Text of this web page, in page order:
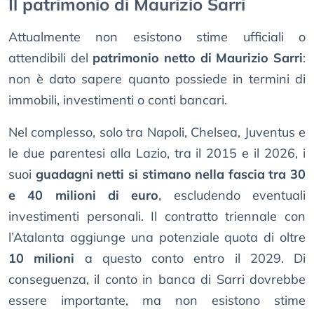
Il patrimonio di Maurizio Sarri
Attualmente non esistono stime ufficiali o
attendibili del patrimonio netto di Maurizio Sarri:
non è dato sapere quanto possiede in termini di
immobili, investimenti o conti bancari.
Nel complesso, solo tra Napoli, Chelsea, Juventus e
le due parentesi alla Lazio, tra il 2015 e il 2026, i
suoi guadagni netti si stimano nella fascia tra 30
e 40 milioni di euro, escludendo eventuali
investimenti personali. Il contratto triennale con
l’Atalanta aggiunge una potenziale quota di oltre
10 milioni a questo conto entro il 2029. Di
conseguenza, il conto in banca di Sarri dovrebbe
essere importante, ma non esistono stime